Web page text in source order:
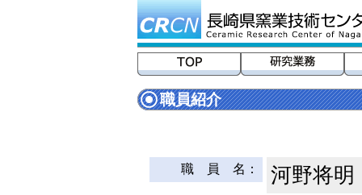
職員紹介
職 員 名： 河野将明